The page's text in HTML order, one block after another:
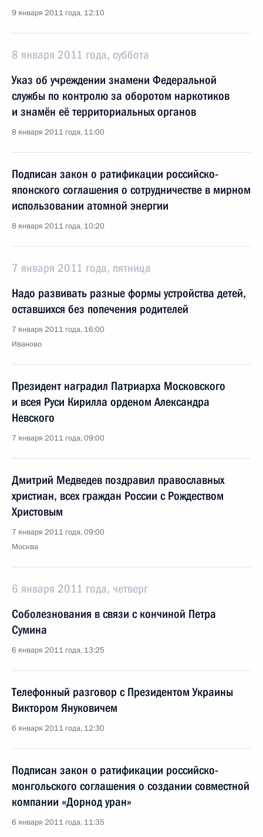
9 января 2011 года, 12:10
8 января 2011 года, суббота
Указ об учреждении знамени Федеральной
службы по контролю за оборотом наркотиков
и знамён её территориальных органов
8 января 2011 года, 11:00
Подписан закон о ратификации российско-
японского соглашения о сотрудничестве в мирном
использовании атомной энергии
8 января 2011 года, 10:20
7 января 2011 года, пятница
Надо развивать разные формы устройства детей,
оставшихся без попечения родителей
7 января 2011 года, 16:00
Иваново
Президент наградил Патриарха Московского
и всея Руси Кирилла орденом Александра
Невского
7 января 2011 года, 09:00
Дмитрий Медведев поздравил православных
христиан, всех граждан России с Рождеством
Христовым
7 января 2011 года, 09:00
Москва
6 января 2011 года, четверг
Соболезнования в связи с кончиной Петра
Сумина
6 января 2011 года, 13:25
Телефонный разговор с Президентом Украины
Виктором Януковичем
6 января 2011 года, 12:30
Подписан закон о ратификации российско-
монгольского соглашения о создании совместной
компании «Дорнод уран»
6 января 2011 года, 11:35